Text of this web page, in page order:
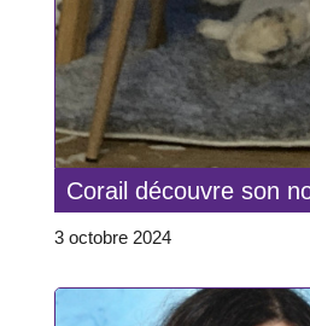
Corail découvre son
3 octobre 2024